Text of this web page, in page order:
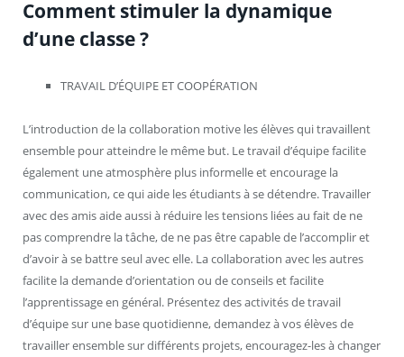
Comment stimuler la dynamique
d’une classe ?
TRAVAIL D’ÉQUIPE ET COOPÉRATION
L’introduction de la collaboration motive les élèves qui travaillent
ensemble pour atteindre le même but. Le travail d’équipe facilite
également une atmosphère plus informelle et encourage la
communication, ce qui aide les étudiants à se détendre. Travailler
avec des amis aide aussi à réduire les tensions liées au fait de ne
pas comprendre la tâche, de ne pas être capable de l’accomplir et
d’avoir à se battre seul avec elle. La collaboration avec les autres
facilite la demande d’orientation ou de conseils et facilite
l’apprentissage en général. Présentez des activités de travail
d’équipe sur une base quotidienne, demandez à vos élèves de
travailler ensemble sur différents projets, encouragez-les à changer